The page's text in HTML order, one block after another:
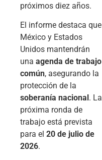
próximos diez años.
El informe destaca que
México y Estados
Unidos mantendrán
una agenda de trabajo
común, asegurando la
protección de la
soberanía nacional. La
próxima ronda de
trabajo está prevista
para el 20 de julio de
2026.